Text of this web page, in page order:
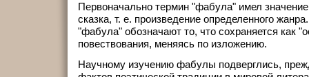
Первоначально термин "фабула" имел
сказка, т. е. произведение определенного
"фабула" обозначают то, что сохраняется как
повествования, меняясь по изложению.
Научному изучению фабулы подверглись,